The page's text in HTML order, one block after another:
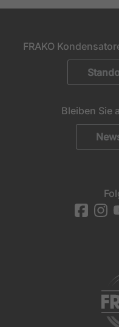
FRAKO
Bleiben Sie